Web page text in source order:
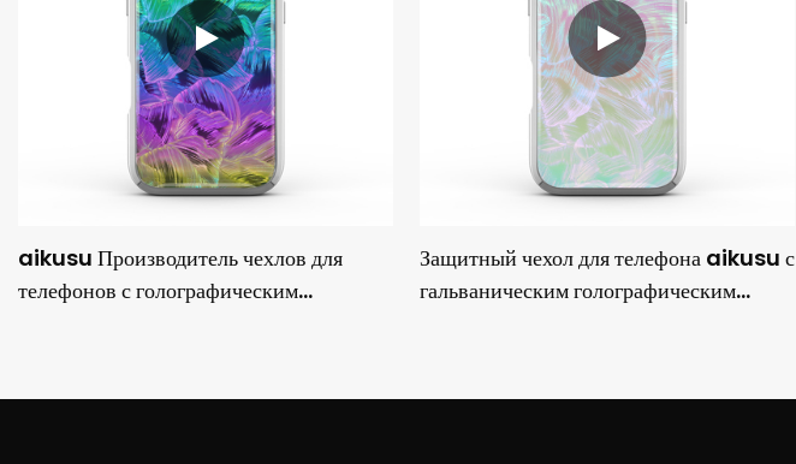
aikusu Производитель чехлов для
телефонов с голографическим
Защитный чехол для телефона aikusu с
гальваническим голографическим